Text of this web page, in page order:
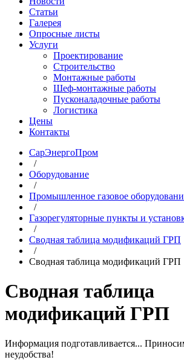
Статьи
Галерея
Опросные листы
Услуги
Проектирование
Строительство
Монтажные работы
Шеф-монтажные работы
Пусконаладочные работы
Логистика
Цены
Контакты
СарЭнергоПром
/
Оборудование
/
Промышленное газовое
/
Газорегуляторные пункты и
/
Сводная таблица модификаций ГРП
/
Сводная таблица модификаций ГРП
Сводная таблица
модификаций ГРП
Информация подготавливается...
неудобства!